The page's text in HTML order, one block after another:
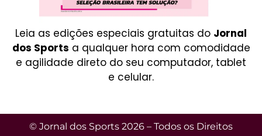
Leia as edições especiais gratuitas do Jornal
dos Sports a qualquer hora com comodidade
e agilidade direto do seu computador, tablet
e celular.
© Jornal dos Sports 2026 – Todos os Direitos